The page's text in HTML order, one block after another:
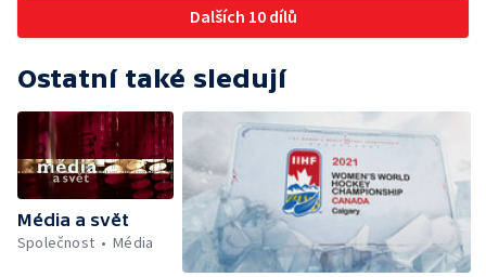
Dalších 10 dílů
Ostatní také sledují
Média a svět
Společnost
Média